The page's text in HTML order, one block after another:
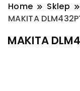
Home Sklep
MAKITA
MAKITA